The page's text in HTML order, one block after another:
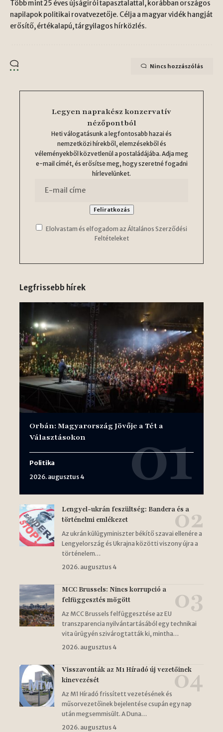
Több mint 25 éves újságírói tapasztalattal, korábban országos
napilapok politikai rovatvezetője. Célja a magyar vidék hangját
erősítő, értékalapú, tárgyilagos hírközlés.
Nincs hozzászólás
Legyen naprakész konzervatív
nézőpontból
Heti válogatásunk a legfontosabb hazai és
nemzetközi hírekből, elemzésekből és
véleményekből közvetlenül a postaládájába. Adja meg
e-mail címét, és erősítse meg, hogy szeretné fogadni
hírlevelünket.
Elolvastam és elfogadom az Általános Szerződési
Feltételeket
Legfrissebb hírek
Orbán: Magyarország Jövője a Tét a
Választásokon
Politika
2026. augusztus 4
Lengyel-ukrán feszültség: Bandera és a
történelmi emlékezet
Az ukrán külügyminiszter békítő szavai ellenére a
Lengyelország és Ukrajna közötti viszony újra a
történelem…
2026. augusztus 4
MCC Brussels: Nincs korrupció a
felfüggesztés mögött
Az MCC Brussels felfüggesztése az EU
transzparencia nyilvántartásából egy technikai
vita ürügyén szivárogtatták ki, mintha…
2026. augusztus 4
Visszavonták az M1 Híradó új vezetőinek
kinevezését
Az M1 Híradó frissített vezetésének és
műsorvezetőinek bejelentése csupán egy nap
után megsemmisült. A Duna…
2026. augusztus 4